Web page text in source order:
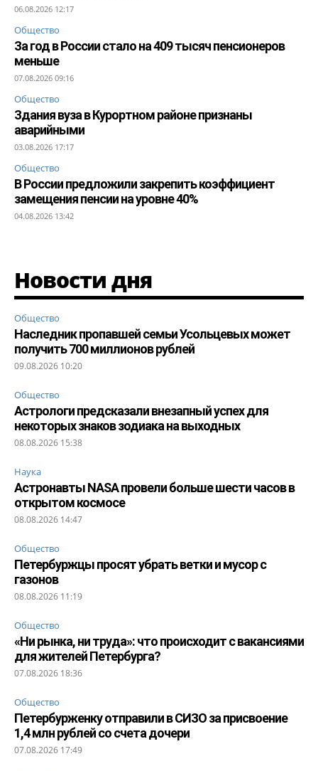
06.08.2026 12:17
Общество
За год в России стало на 409 тысяч пенсионеров
меньше
07.08.2026 09:16
Общество
Здания вуза в Курортном районе признаны
аварийными
03.08.2026 17:17
Общество
В России предложили закрепить коэффициент
замещения пенсии на уровне 40%
04.08.2026 13:42
Новости дня
Общество
Наследник пропавшей семьи Усольцевых может
получить 700 миллионов рублей
09.08.2026 10:20
Общество
Астрологи предсказали внезапный успех для
некоторых знаков зодиака на выходных
08.08.2026 15:38
Наука
Астронавты NASA провели больше шести часов в
открытом космосе
08.08.2026 14:47
Общество
Петербуржцы просят убрать ветки и мусор с
газонов
08.08.2026 11:19
Общество
«Ни рынка, ни труда»: что происходит с вакансиями
для жителей Петербурга?
07.08.2026 18:36
Общество
Петербурженку отправили в СИЗО за присвоение
1,4 млн рублей со счета дочери
07.08.2026 17:49